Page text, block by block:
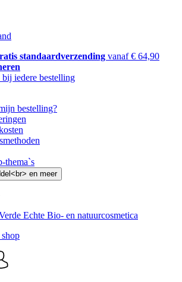
standaardverzending vanaf € 64,90
bij iedere bestelling
bestelling?
thema`s
Echte Bio- en natuurcosmetica